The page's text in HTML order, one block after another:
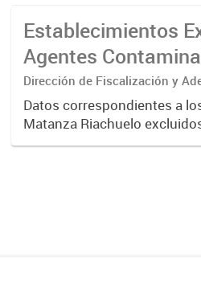
Establecimientos
Agentes
2023)
Dirección de Fiscalización y
Datos correspondientes a
Matanza Riachuelo
Contaminantes del